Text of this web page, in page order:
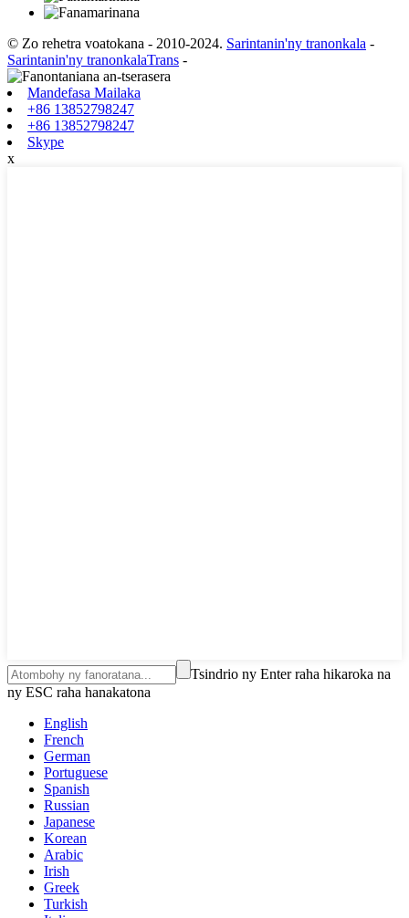
© Zo rehetra voatokana - 2010-2024. Sarintanin'ny tranonkala -
Sarintanin'ny tranonkalaTrans -
Mandefasa Mailaka
+86 13852798247
+86 13852798247
Skype
x
Tsindrio ny Enter raha hikaroka na
ny ESC raha hanakatona
English
French
German
Portuguese
Spanish
Russian
Japanese
Korean
Arabic
Irish
Greek
Turkish